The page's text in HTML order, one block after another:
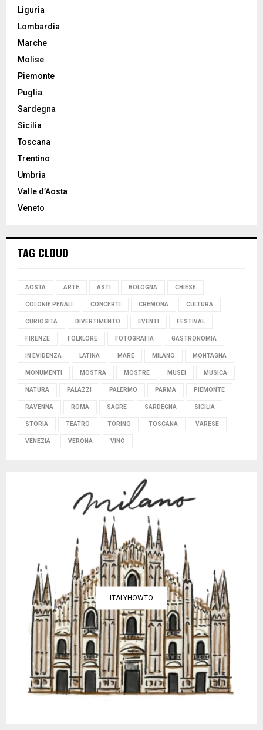
Liguria
Lombardia
Marche
Molise
Piemonte
Puglia
Sardegna
Sicilia
Toscana
Trentino
Umbria
Valle d’Aosta
Veneto
TAG CLOUD
AOSTA ARTE ASTI BOLOGNA CHIESE
COLONIE PENALI CONCERTI CREMONA CULTURA
CURIOSITÀ DIVERTIMENTO EVENTI FESTIVAL
FIRENZE FOLKLORE FOTOGRAFIA GASTRONOMIA
IN EVIDENZA LATINA MARE MILANO MONTAGNA
MONUMENTI MOSTRA MOSTRE MUSEI MUSICA
NATURA PALAZZI PALERMO PARMA PIEMONTE
RAVENNA ROMA SAGRE SARDEGNA SICILIA
STORIA TEATRO TORINO TOSCANA VARESE
VENEZIA VERONA VINO
ITALYHOWTO